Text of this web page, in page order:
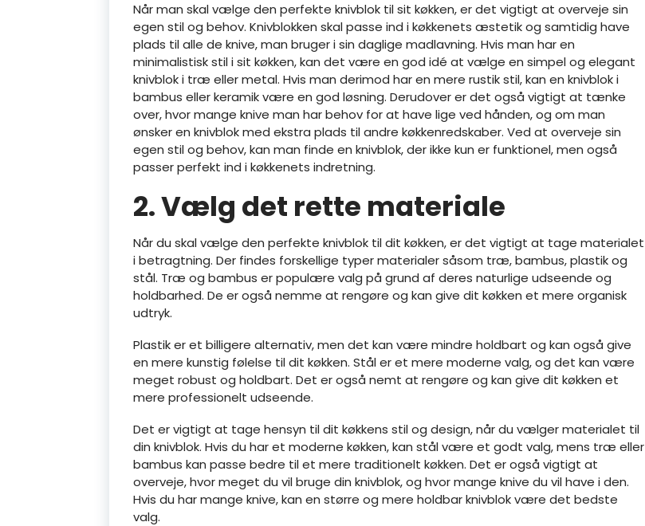
Når man skal vælge den perfekte knivblok til sit køkken, er det vigtigt at overveje sin
egen stil og behov. Knivblokken skal passe ind i køkkenets æstetik og samtidig have
plads til alle de knive, man bruger i sin daglige madlavning. Hvis man har en
minimalistisk stil i sit køkken, kan det være en god idé at vælge en simpel og elegant
knivblok i træ eller metal. Hvis man derimod har en mere rustik stil, kan en knivblok i
bambus eller keramik være en god løsning. Derudover er det også vigtigt at tænke
over, hvor mange knive man har behov for at have lige ved hånden, og om man
ønsker en knivblok med ekstra plads til andre køkkenredskaber. Ved at overveje sin
egen stil og behov, kan man finde en knivblok, der ikke kun er funktionel, men også
passer perfekt ind i køkkenets indretning.
2. Vælg det rette materiale
Når du skal vælge den perfekte knivblok til dit køkken, er det vigtigt at tage materialet
i betragtning. Der findes forskellige typer materialer såsom træ, bambus, plastik og
stål. Træ og bambus er populære valg på grund af deres naturlige udseende og
holdbarhed. De er også nemme at rengøre og kan give dit køkken et mere organisk
udtryk.
Plastik er et billigere alternativ, men det kan være mindre holdbart og kan også give
en mere kunstig følelse til dit køkken. Stål er et mere moderne valg, og det kan være
meget robust og holdbart. Det er også nemt at rengøre og kan give dit køkken et
mere professionelt udseende.
Det er vigtigt at tage hensyn til dit køkkens stil og design, når du vælger materialet til
din knivblok. Hvis du har et moderne køkken, kan stål være et godt valg, mens træ eller
bambus kan passe bedre til et mere traditionelt køkken. Det er også vigtigt at
overveje, hvor meget du vil bruge din knivblok, og hvor mange knive du vil have i den.
Hvis du har mange knive, kan en større og mere holdbar knivblok være det bedste
valg.